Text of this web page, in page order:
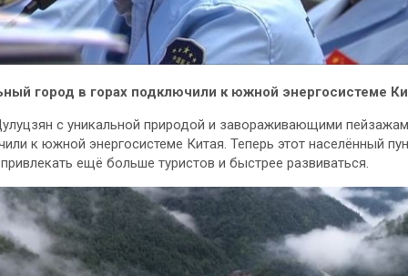
город в горах подключили к южной энергосистеме
с уникальной природой и завораживающими
к южной энергосистеме Китая. Теперь этот населённый
ещё больше туристов и быстрее развиваться.